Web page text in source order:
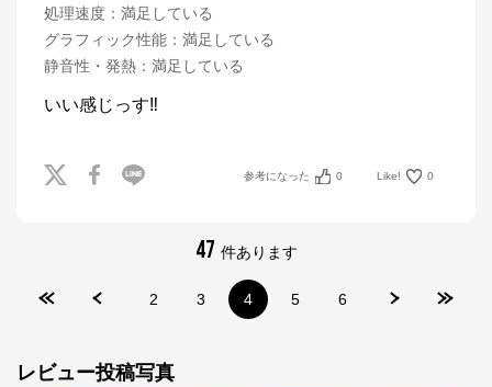
処理速度 ： 満足している
グラフィック性能 ： 満足している
静音性・発熱 ： 満足している
いい感じっす‼️
参考になった 0 Like! 0
47 件あります
2 3 4 5 6
レビュー投稿写真
マウスコンピューター[公式]
公式ECサイト
※外部サイトが開きます
マウスコンピューターは、お客様のご利用目的・ご予